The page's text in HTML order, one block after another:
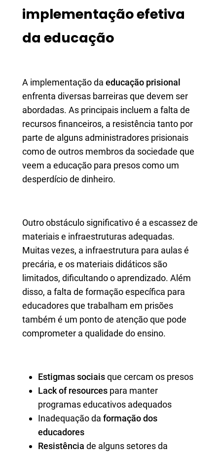
implementação efetiva
da educação
A implementação da educação prisional
enfrenta diversas barreiras que devem ser
abordadas. As principais incluem a falta de
recursos financeiros, a resistência tanto por
parte de alguns administradores prisionais
como de outros membros da sociedade que
veem a educação para presos como um
desperdício de dinheiro.
Outro obstáculo significativo é a escassez de
materiais e infraestruturas adequadas.
Muitas vezes, a infraestrutura para aulas é
precária, e os materiais didáticos são
limitados, dificultando o aprendizado. Além
disso, a falta de formação específica para
educadores que trabalham em prisões
também é um ponto de atenção que pode
comprometer a qualidade do ensino.
Estigmas sociaisque cercam os presos
Lack of resources para manter
programas educativos adequados
Inadequação da formação dos
educadores
Resistência de alguns setores da